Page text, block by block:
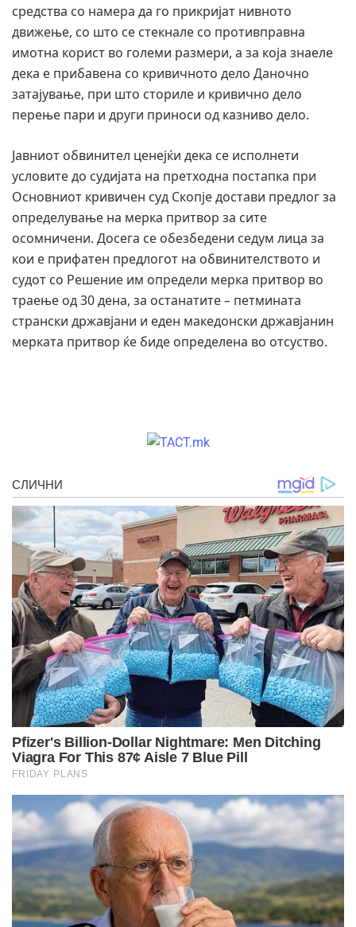
средства со намера да го прикријат нивното
движење, со што се стекнале со противправна
имотна корист во големи размери, а за која знаеле
дека е прибавена со кривичното дело Даночно
затајување, при што сториле и кривично дело
перење пари и други приноси од казниво дело.
Јавниот обвинител ценејќи дека се исполнети
условите до судијата на претходна постапка при
Основниот кривичен суд Скопје достави предлог за
определување на мерка притвор за сите
осомничени. Досега се обезбедени седум лица за
кои е прифатен предлогот на обвинителството и
судот со Решение им определи мерка притвор во
траење од 30 дена, за останатите – петмината
странски државјани и еден македонски државјанин
мерката притвор ќе биде определена во отсуство.